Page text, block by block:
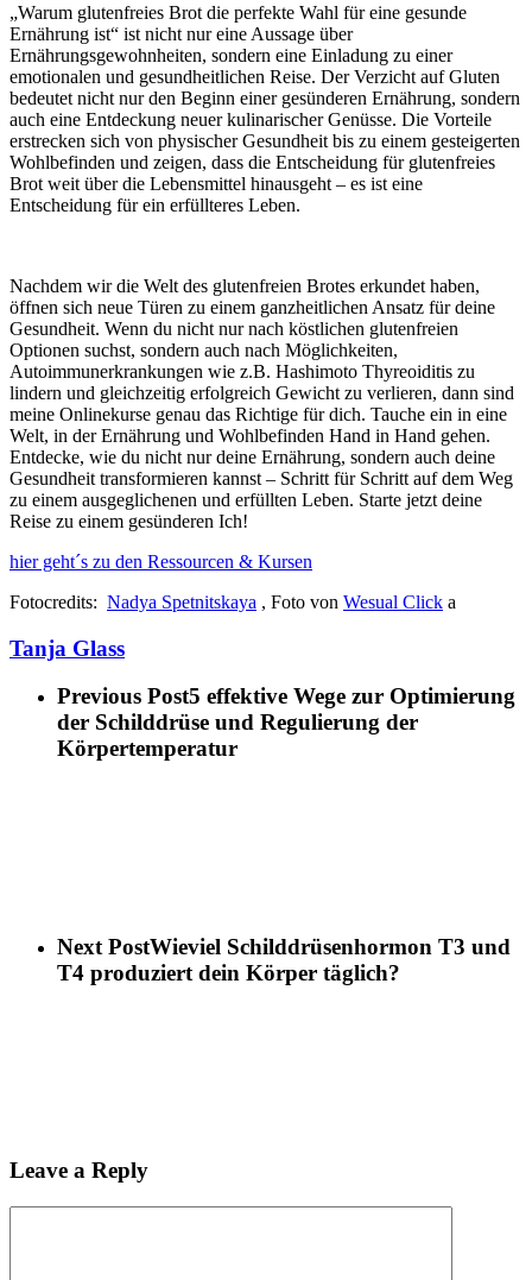
„Warum glutenfreies Brot die perfekte Wahl für eine gesunde
Ernährung ist“ ist nicht nur eine Aussage über
Ernährungsgewohnheiten, sondern eine Einladung zu einer
emotionalen und gesundheitlichen Reise. Der Verzicht auf Gluten
bedeutet nicht nur den Beginn einer gesünderen Ernährung, sondern
auch eine Entdeckung neuer kulinarischer Genüsse. Die Vorteile
erstrecken sich von physischer Gesundheit bis zu einem gesteigerten
Wohlbefinden und zeigen, dass die Entscheidung für glutenfreies
Brot weit über die Lebensmittel hinausgeht – es ist eine
Entscheidung für ein erfüllteres Leben.
Nachdem wir die Welt des glutenfreien Brotes erkundet haben,
öffnen sich neue Türen zu einem ganzheitlichen Ansatz für deine
Gesundheit. Wenn du nicht nur nach köstlichen glutenfreien
Optionen suchst, sondern auch nach Möglichkeiten,
Autoimmunerkrankungen wie z.B. Hashimoto Thyreoiditis zu
lindern und gleichzeitig erfolgreich Gewicht zu verlieren, dann sind
meine Onlinekurse genau das Richtige für dich. Tauche ein in eine
Welt, in der Ernährung und Wohlbefinden Hand in Hand gehen.
Entdecke, wie du nicht nur deine Ernährung, sondern auch deine
Gesundheit transformieren kannst – Schritt für Schritt auf dem Weg
zu einem ausgeglichenen und erfüllten Leben. Starte jetzt deine
Reise zu einem gesünderen Ich!
hier geht´s zu den Ressourcen & Kursen
Fotocredits: Nadya Spetnitskaya , Foto von Wesual Click a
Tanja Glass
Previous Post5 effektive Wege zur Optimierung
der Schilddrüse und Regulierung der
Körpertemperatur
Next PostWieviel Schilddrüsenhormon T3 und
T4 produziert dein Körper täglich?
Leave a Reply